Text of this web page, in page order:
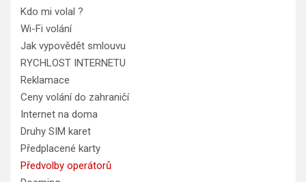
Kdo mi volal ?
Wi-Fi volání
Jak vypovědět smlouvu
RYCHLOST INTERNETU
Reklamace
Ceny volání do zahraničí
Internet na doma
Druhy SIM karet
Předplacené karty
Předvolby operátorů